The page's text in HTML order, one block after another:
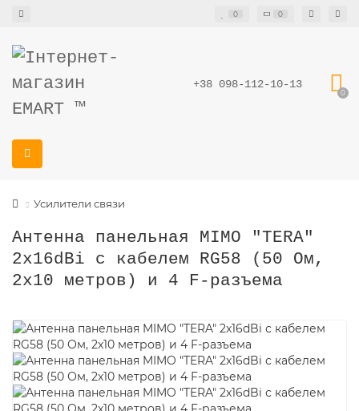
0 0
+38 098-112-10-13
0
Усилители связи
Антенна панельная MIMO "TERA"
2x16dBi с кабелем RG58 (50 Ом,
2x10 метров) и 4 F-разъема